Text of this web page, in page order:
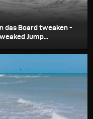
das Board tweaken -
Jump...